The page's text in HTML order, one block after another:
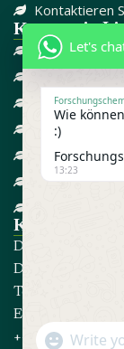
Kontaktieren
Kategorie-
DISSOZIATIV
CBD
GEGEN ANGST
ADD / ADHD
Kontakt
Die Adresse:
Deutschland
Telefon:
E-Mail:
Let's
Wie
:)
13:23